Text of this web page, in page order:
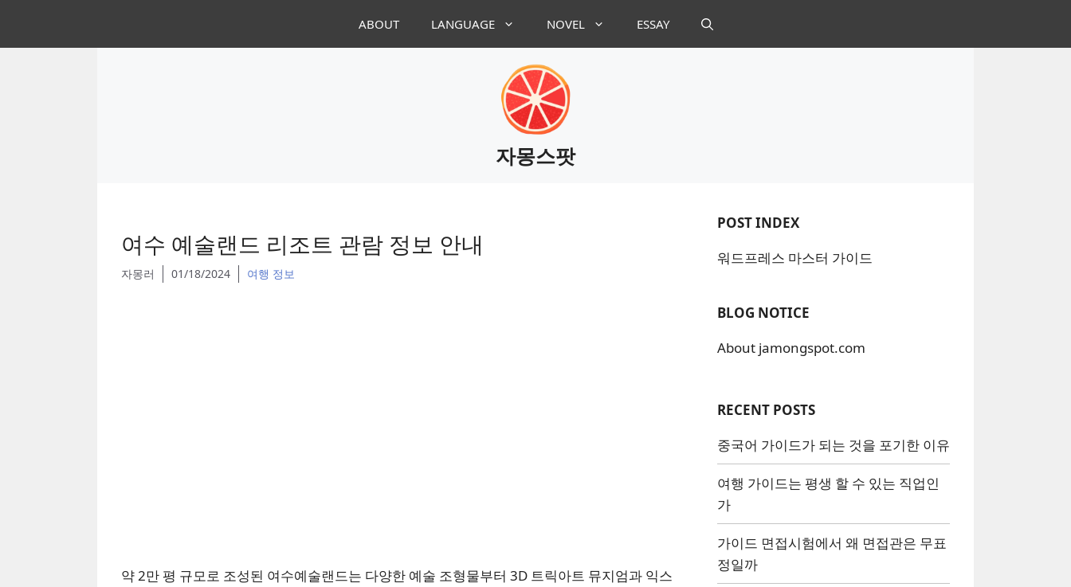
content
ABOUT LANGUAGE NOVEL ESSAY
자몽스팟
여수 예술랜드 리조트 관람 정보 안내
자몽러 01/18/2024 여행 정보
약 2만 평 규모로 조성된 여수예술랜드는 다양한 예술 조형물부터 3D 트릭아트 뮤지엄과 익스
POST INDEX
워드프레스 마스터 가이드
BLOG NOTICE
About jamongspot.com
RECENT POSTS
중국어 가이드가 되는 것을 포기한 이유
여행 가이드는 평생 할 수 있는 직업인
가
가이드 면접시험에서 왜 면접관은 무표
정일까